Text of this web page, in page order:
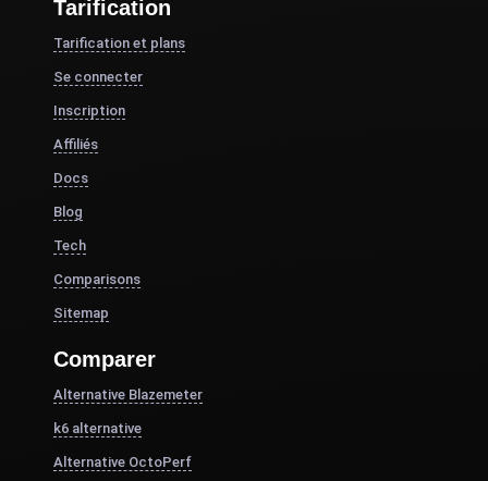
Tarification
Tarification et plans
Se connecter
Inscription
Affiliés
Docs
Blog
Tech
Comparisons
Sitemap
Comparer
Alternative Blazemeter
k6 alternative
Alternative OctoPerf